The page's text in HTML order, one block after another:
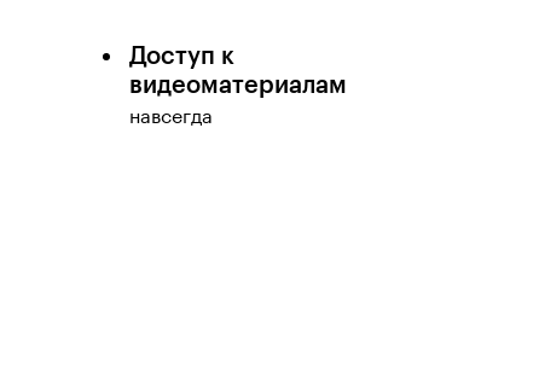
Доступ к
видеоматериалам
навсегда